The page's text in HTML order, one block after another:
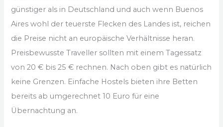
günstiger als in Deutschland und auch wenn Buenos
Aires wohl der teuerste Flecken des Landes ist, reichen
die Preise nicht an europäische Verhältnisse heran.
Preisbewusste Traveller sollten mit einem Tagessatz
von 20 € bis 25 € rechnen. Nach oben gibt es natürlich
keine Grenzen. Einfache Hostels bieten ihre Betten
bereits ab umgerechnet 10 Euro für eine
Übernachtung an.